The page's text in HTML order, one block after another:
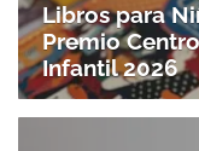
Libros para
Premio
Infantil 2026